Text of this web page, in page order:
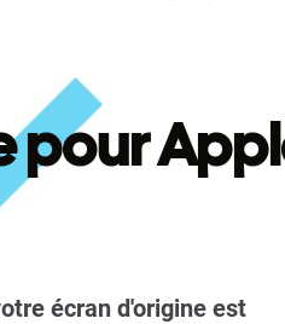
pour
écran d'origine est